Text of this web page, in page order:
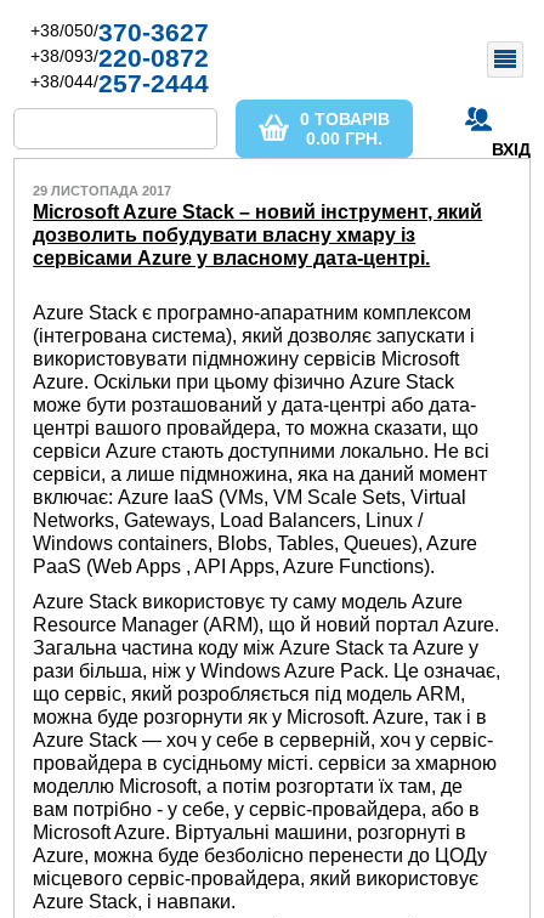
+38/050/370-3627
+38/093/220-0872
+38/044/257-2444
ВХІД
0 ТОВАРІВ
0.00 ГРН.
29 ЛИСТОПАДА 2017
Microsoft Azure Stack – новий інструмент, який
дозволить побудувати власну хмару із
сервісами Azure у власному дата-центрі.
Azure Stack є програмно-апаратним комплексом
(інтегрована система), який дозволяє запускати і
використовувати підмножину сервісів Microsoft
Azure. Оскільки при цьому фізично Azure Stack
може бути розташований у дата-центрі або дата-
центрі вашого провайдера, то можна сказати, що
сервіси Azure стають доступними локально. Не всі
сервіси, а лише підмножина, яка на даний момент
включає: Azure IaaS (VMs, VM Scale Sets, Virtual
Networks, Gateways, Load Balancers, Linux /
Windows containers, Blobs, Tables, Queues), Azure
PaaS (Web Apps , API Apps, Azure Functions).
Azure Stack використовує ту саму модель Azure
Resource Manager (ARM), що й новий портал Azure.
Загальна частина коду між Azure Stack та Azure у
рази більша, ніж у Windows Azure Pack. Це означає,
що сервіс, який розробляється під модель ARM,
можна буде розгорнути як у Microsoft. Azure, так і в
Azure Stack — хоч у себе в серверній, хоч у сервіс-
провайдера в сусідньому місті. сервіси за хмарною
моделлю Microsoft, а потім розгортати їх там, де
вам потрібно - у себе, у сервіс-провайдера, або в
Microsoft Azure. Віртуальні машини, розгорнуті в
Azure, можна буде безболісно перенести до ЦОДу
місцевого сервіс-провайдера, який використовує
Azure Stack, і навпаки.